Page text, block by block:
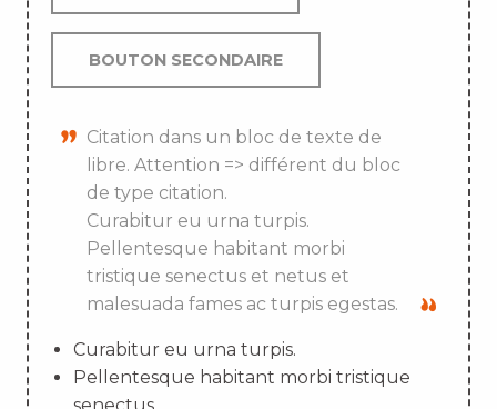
BOUTON SECONDAIRE
Citation dans un bloc de texte de
libre. Attention => différent du bloc
de type citation.
Curabitur eu urna turpis.
Pellentesque habitant morbi
tristique senectus et netus et
malesuada fames ac turpis egestas.
Curabitur eu urna turpis.
Pellentesque habitant morbi tristique